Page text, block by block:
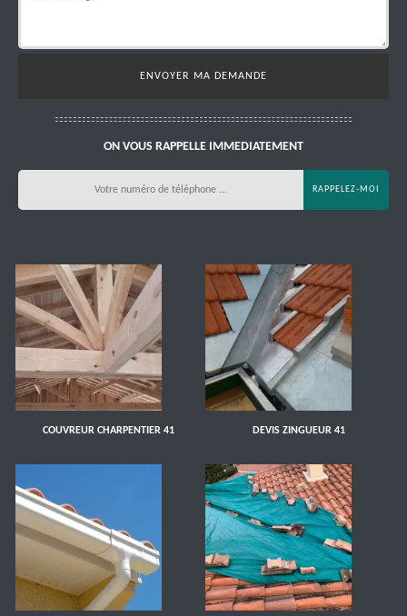
ON VOUS RAPPELLE IMMEDIATEMENT
COUVREUR CHARPENTIER 41 DEVIS ZINGUEUR 41